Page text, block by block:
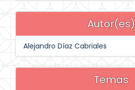
Autor(es)
Alejandro Díaz Cabriales
Temas